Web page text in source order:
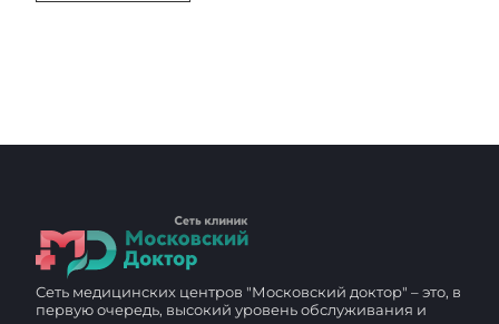
Сеть медицинских центров "Московский доктор" – это, в
первую очередь, высокий уровень обслуживания и